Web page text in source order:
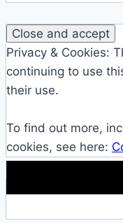
Privacy & Cookies:
continuing to use
their use.
To find out more,
cookies, see here: